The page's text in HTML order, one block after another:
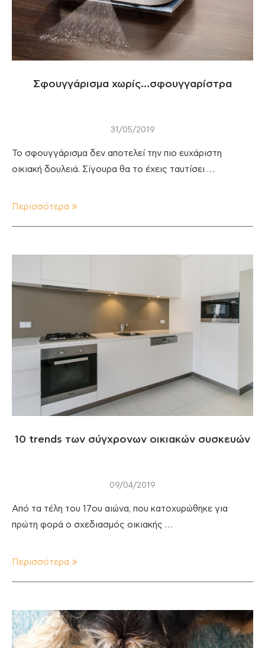
Σφουγγάρισμα χωρίς…σφουγγαρίστρα
31/05/2019
Το σφουγγάρισμα δεν αποτελεί την πιο ευχάριστη
οικιακή δουλειά. Σίγουρα θα το έχεις ταυτίσει …
Περισσότερα
10 trends των σύγχρονων οικιακών συσκευών
09/04/2019
Από τα τέλη του 17ου αιώνα, που κατοχυρώθηκε για
πρώτη φορά ο σχεδιασμός οικιακής …
Περισσότερα